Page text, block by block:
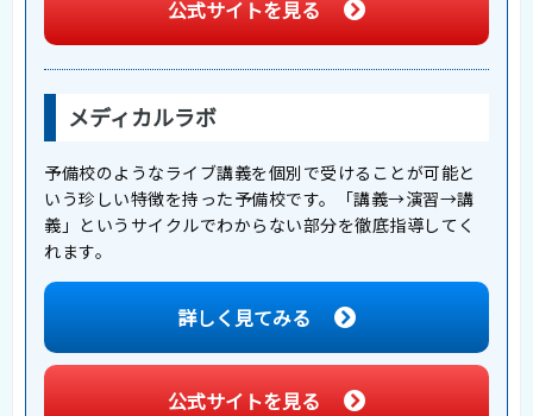
公式サイトを見る
メディカルラボ
予備校のようなライブ講義を個別で受けることが可能と
いう珍しい特徴を持った予備校です。「講義→演習→講
義」というサイクルでわからない部分を徹底指導してく
れます。
詳しく見てみる
公式サイトを見る